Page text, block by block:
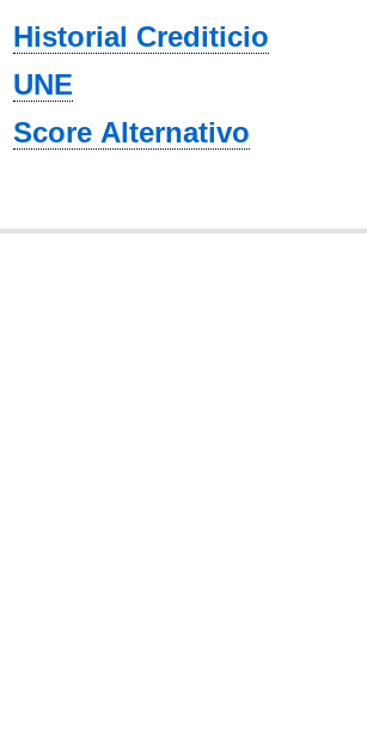
Historial Crediticio
UNE
Score Alternativo